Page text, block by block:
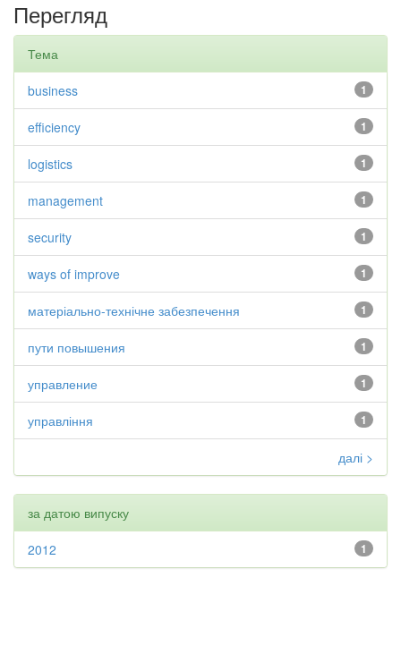
Перегляд
Тема
1
business
1
efficiency
1
logistics
1
management
1
security
1
ways of improve
1
матеріально-технічне забезпечення
1
пути повышения
1
управление
1
управління
далі >
за датою випуску
1
2012